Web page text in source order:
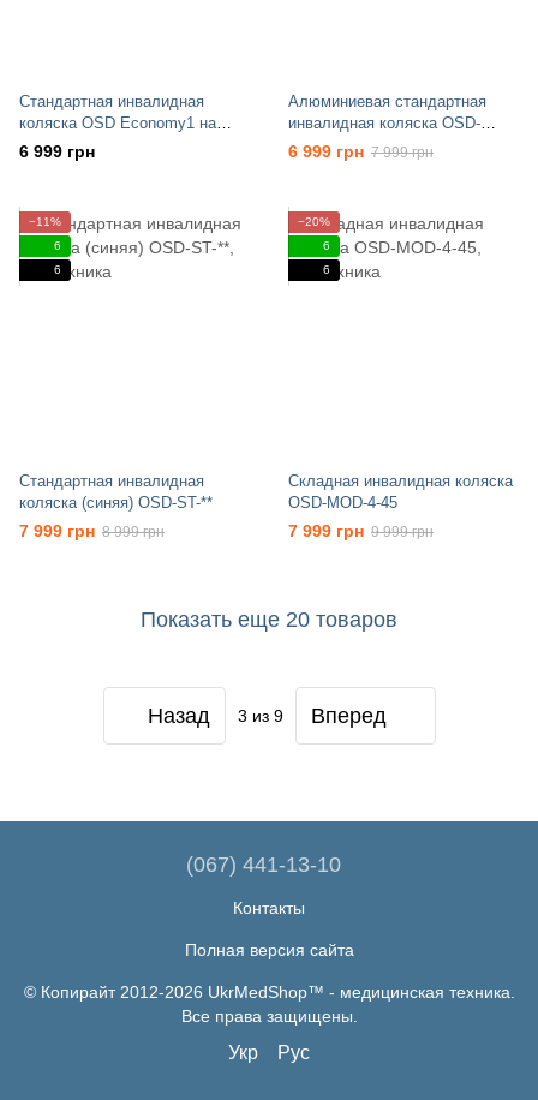
Стандартная инвалидная
коляска OSD Economy1 на
литых колесах
6 999 грн
Алюминиевая стандартная
инвалидная коляска OSD-
MOD-3-45
6 999 грн 7 999 грн
−11%
6
6
Стандартная инвалидная
коляска (синяя) OSD-ST-**
7 999 грн 8 999 грн
−20%
6
6
Складная инвалидная коляска
OSD-MOD-4-45
7 999 грн 9 999 грн
Показать еще 20 товаров
Назад 3 из 9 Вперед
(067) 441-13-10
Контакты
Полная версия сайта
© Копирайт 2012-2026 UkrMedShop™ - медицинская техника.
Все права защищены.
Укр Рус